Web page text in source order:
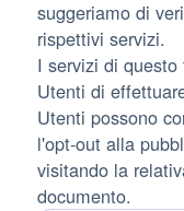
suggeriamo di
rispettivi servizi.
I servizi di
Utenti di
Utenti possono
l'opt-out alla
visitando la
documento.